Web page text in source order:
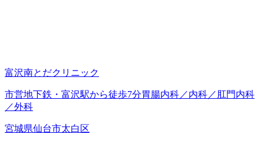
富沢南とだクリニック
市営地下鉄・富沢駅から徒歩7分胃腸内科／内科／肛門内科
／外科
宮城県仙台市太白区